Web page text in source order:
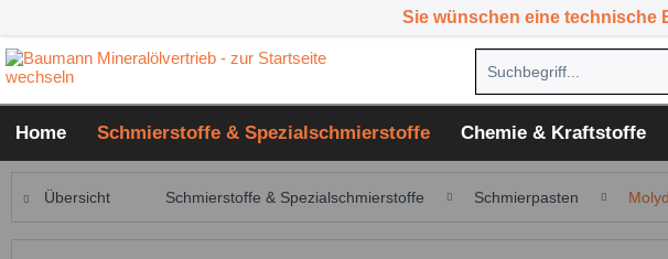
Sie wünschen eine technische
Home Schmierstoffe & Spezialschmierstoffe Chemie & Kraftstoffe
Übersicht Schmierstoffe & Spezialschmierstoffe Schmierpasten